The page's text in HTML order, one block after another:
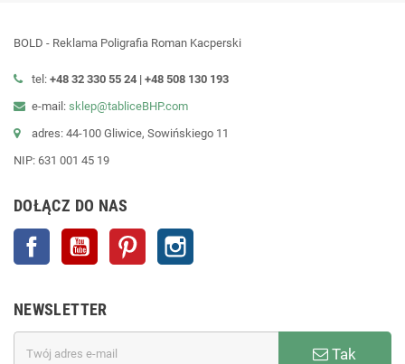
BOLD - Reklama Poligrafia Roman Kacperski
tel: +48 32 330 55 24 | +48 508 130 193
e-mail: sklep@tabliceBHP.com
adres: 44-100 Gliwice, Sowińskiego 11
NIP: 631 001 45 19
DOŁĄCZ DO NAS
Facebook YouTube Pinterest
NEWSLETTER
Tak